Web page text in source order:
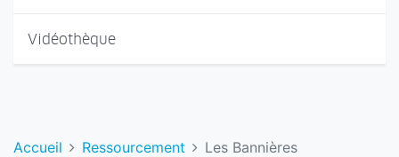
Vidéothèque
Accueil Ressourcement Les Bannières